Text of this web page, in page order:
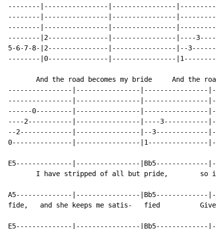
--------|----------------|----------------
--------|----------------|----------------
--------|----------------|----------------
--------|2---------------|----------------|----
5-6-7-8-|2---------------|----------------|--
--------|0---------------|----------------
And the road becomes my bride     And the road
----------------|----------------|----------------
----------------|----------------|----------------
------0---------|----------------|----------------
----2-----------|----------------|----3-----------
--2-------------|----------------|--3-------------
0---------------|----------------|1---------------
E5--------------|----------------|Bb5-------------
I have stripped of all but pride,        so in
A5--------------|----------------|Bb5-------------
fide,   and she keeps me satis-   fied          Gives
E5--------------|----------------|Bb5-------------